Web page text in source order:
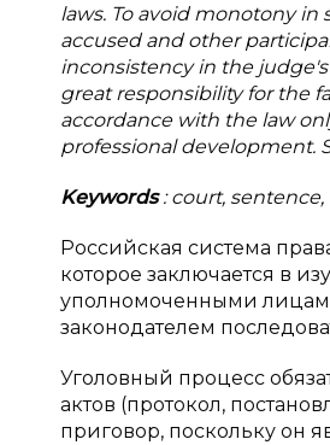
laws. To avoid monotony
accused and other
inconsistency in the
great responsibility for the
accordance with the law
professional development.
Keywords: court, sentence,
Российская система
которое заключается в
уполномоченными
законодателем
Уголовный процесс
актов (протокол,
приговор, поскольку он